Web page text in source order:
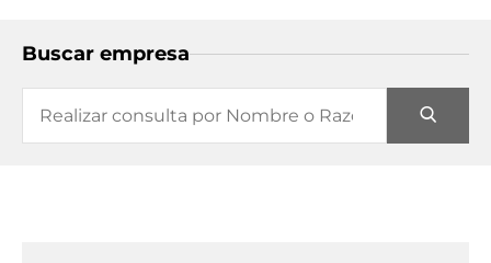
Buscar empresa